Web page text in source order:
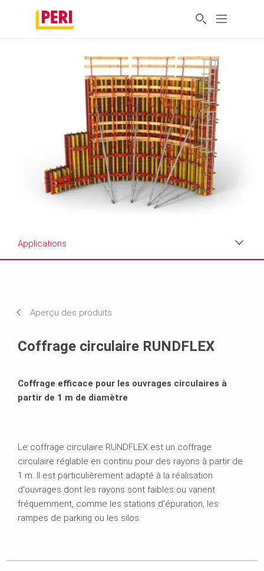
Applications
Brochures
Aperçu des produits
Coffrage circulaire RUNDFLEX
Coffrage efficace pour les ouvrages circulaires à
partir de 1 m de diamètre
Le coffrage circulaire RUNDFLEX est un coffrage
circulaire réglable en continu pour des rayons à partir de
1 m. Il est particulièrement adapté à la réalisation
d'ouvrages dont les rayons sont faibles ou varient
fréquemment, comme les stations d'épuration, les
rampes de parking ou les silos.